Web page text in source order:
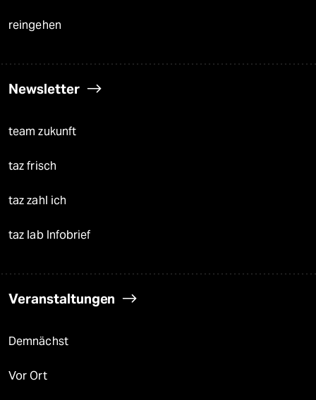
reingehen
Newsletter
team zukunft
taz frisch
taz zahl ich
taz lab Infobrief
Veranstaltungen
Demnächst
Vor Ort